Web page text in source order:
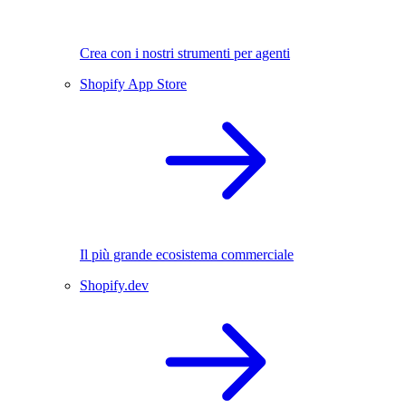
Crea con i nostri strumenti per agenti
Shopify App Store
Il più grande ecosistema commerciale
Shopify.dev